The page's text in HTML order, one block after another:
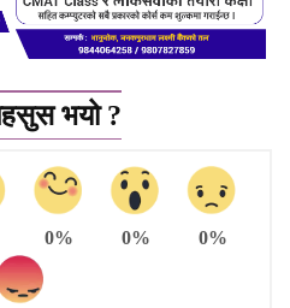
भयो ?
0% 0% 0%